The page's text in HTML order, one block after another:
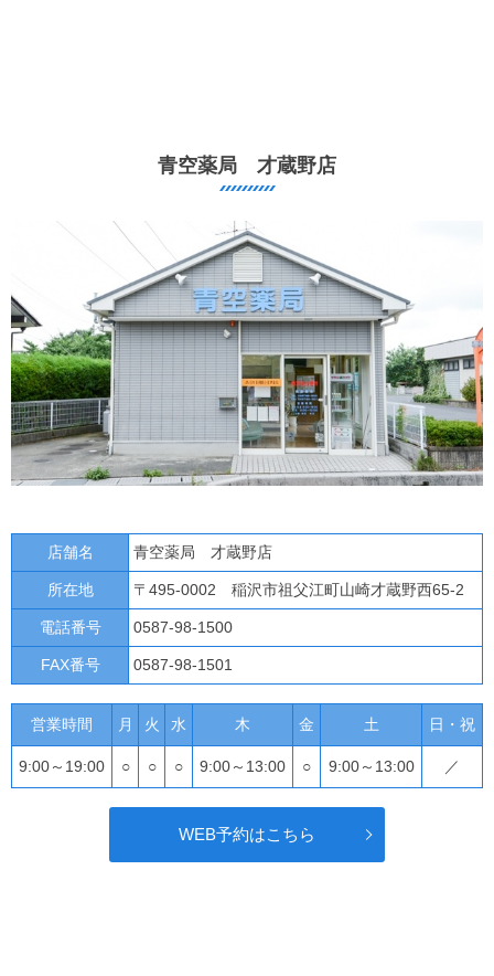
青空薬局 才蔵野店
店舗名 青空薬局 才蔵野店
所在地 〒495-0002 稲沢市祖父江町山崎才蔵野西65-2
電話番号 0587-98-1500
FAX番号 0587-98-1501
営業時間 月 火 水 木 金 土 日・祝
9:00～19:00 ○ ○ ○ 9:00～13:00 ○ 9:00～13:00 ／
WEB予約はこちら